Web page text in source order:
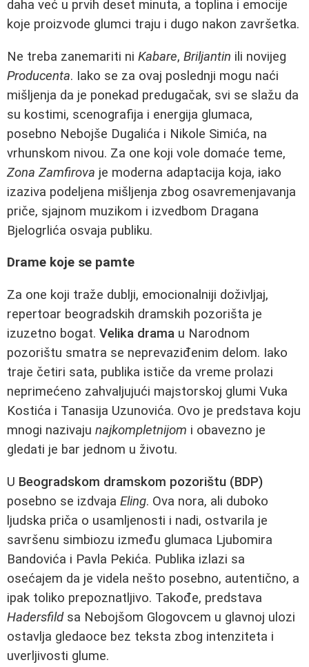
daha već u prvih deset minuta, a toplina i emocije
koje proizvode glumci traju i dugo nakon završetka.
Ne treba zanemariti ni Kabare, Briljantin ili novijeg
Producenta. Iako se za ovaj poslednji mogu naći
mišljenja da je ponekad predugačak, svi se slažu da
su kostimi, scenografija i energija glumaca,
posebno Nebojše Dugalića i Nikole Simića, na
vrhunskom nivou. Za one koji vole domaće teme,
Zona Zamfirova je moderna adaptacija koja, iako
izaziva podeljena mišljenja zbog osavremenjavanja
priče, sjajnom muzikom i izvedbom Dragana
Bjelogrlića osvaja publiku.
Drame koje se pamte
Za one koji traže dublji, emocionalniji doživljaj,
repertoar beogradskih dramskih pozorišta je
izuzetno bogat. Velika drama u Narodnom
pozorištu smatra se neprevaziđenim delom. Iako
traje četiri sata, publika ističe da vreme prolazi
neprimećeno zahvaljujući majstorskoj glumi Vuka
Kostića i Tanasija Uzunovića. Ovo je predstava koju
mnogi nazivaju najkompletnijom i obavezno je
gledati je bar jednom u životu.
U Beogradskom dramskom pozorištu (BDP)
posebno se izdvaja Eling. Ova nora, ali duboko
ljudska priča o usamljenosti i nadi, ostvarila je
savršenu simbiozu između glumaca Ljubomira
Bandovića i Pavla Pekića. Publika izlazi sa
osećajem da je videla nešto posebno, autentično, a
ipak toliko prepoznatljivo. Takođe, predstava
Hadersfildsa Nebojšom Glogovcem u glavnoj ulozi
ostavlja gledaoce bez teksta zbog intenziteta i
uverljivosti glume.